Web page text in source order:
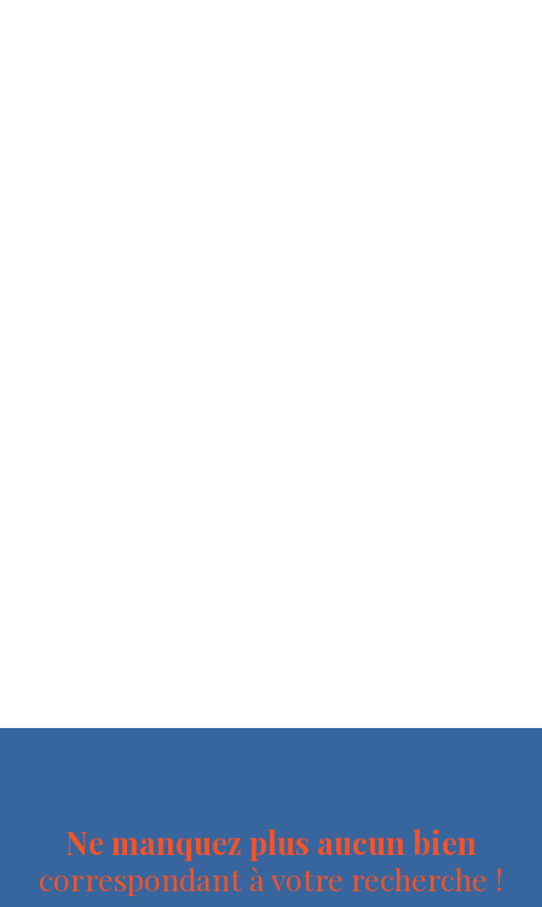
Ne manquez plus aucun bien
correspondant à votre recherche !